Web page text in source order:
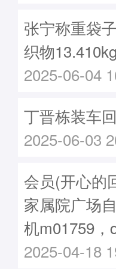
张宁称重袋
织物
2025-06-04
丁晋栋装车
2025-06-03
会员(开心的
家属院广场
机m01759，
2025-04-18